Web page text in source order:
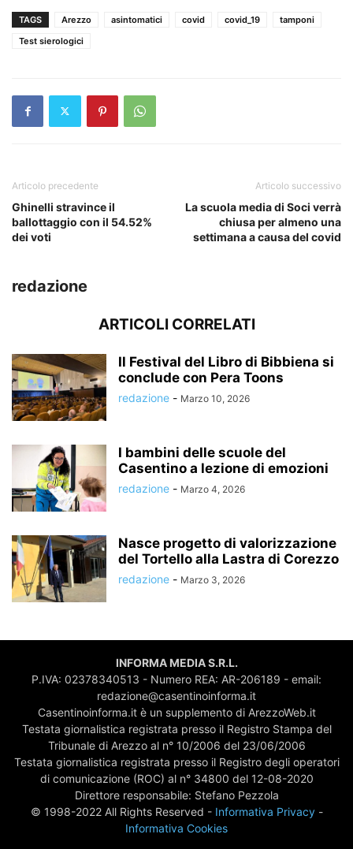
TAGS Arezzo asintomatici covid covid_19
tamponi
Test sierologici
Articolo precedente
Ghinelli stravince il
ballottaggio con il 54.52%
dei voti
Articolo successivo
La scuola media di Soci verrà
chiusa per almeno una
settimana a causa del covid
redazione
ARTICOLI CORRELATI
Il Festival del Libro di Bibbiena si
conclude con Pera Toons
redazione - Marzo 10, 2026
I bambini delle scuole del
Casentino a lezione di emozioni
redazione - Marzo 4, 2026
Nasce progetto di valorizzazione
del Tortello alla Lastra di Corezzo
redazione - Marzo 3, 2026
INFORMA MEDIA S.R.L.
P.IVA: 02378340513 - Numero REA: AR-206189 - email:
redazione@casentinoinforma.it
Casentinoinforma.it è un supplemento di ArezzoWeb.it
Testata giornalistica registrata presso il Registro Stampa del
Tribunale di Arezzo al n° 10/2006 del 23/06/2006
Testata giornalistica registrata presso il Registro degli operatori
di comunicazione (ROC) al n° 34800 del 12-08-2020
Direttore responsabile: Stefano Pezzola
© 1998-2022 All Rights Reserved - Informativa Privacy-
Informativa Cookies